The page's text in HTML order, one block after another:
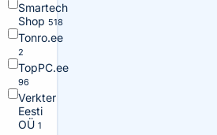
Smartech
Shop 518
Tonro.ee
2
TopPC.ee
96
Verkter
Eesti
OÜ 1